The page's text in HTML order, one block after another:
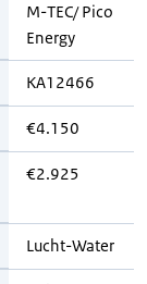
M-TEC/ Pico
Energy
KA12466
€4.150
€2.925
Lucht-Water